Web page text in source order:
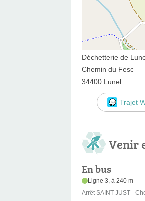
Déchetterie de
Chemin du Fesc
34400 Lunel
Trajet
Venir
En bus
Ligne 3, à 240 m
Arrêt SAINT-JUST -